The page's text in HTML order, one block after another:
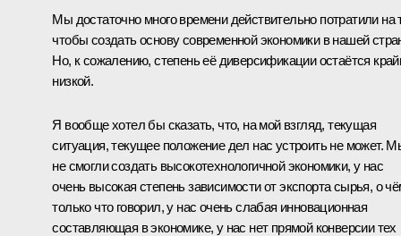
Мы достаточно много времени действительно потратили на
чтобы создать основу современной экономики в нашей
Но, к сожалению, степень её диверсификации остаётся
низкой.
Я вообще хотел бы сказать, что, на мой взгляд, текущая
ситуация, текущее положение дел нас устроить не может.
не смогли создать высокотехнологичной экономики, у нас
очень высокая степень зависимости от экспорта сырья, о
только что говорил, у нас очень слабая инновационная
составляющая в экономике, у нас нет прямой конверсии тех